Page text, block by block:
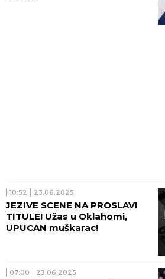
10:52 23.06.2025
JEZIVE SCENE NA PROSLAVI
TITULE! Užas u Oklahomi,
UPUCAN muškarac!
07:00 23.06.2025